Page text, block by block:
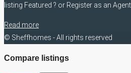
listing Featured ? or Register as an
Read more
© Sheffhomes - All rights reserved
Compare listings